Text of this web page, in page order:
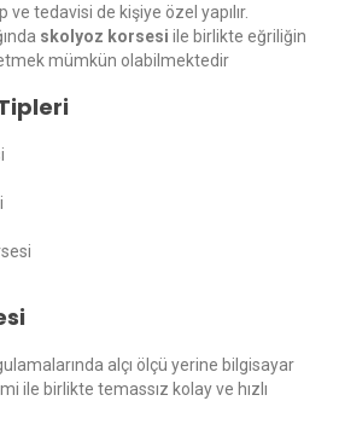
ve tedavisi de kişiye özel yapılır.
skolyoz korsesi ile birlikte eğriliğin
mümkün olabilmektedir
alçı ölçü yerine bilgisayar
ile birlikte temassız kolay ve hızlı